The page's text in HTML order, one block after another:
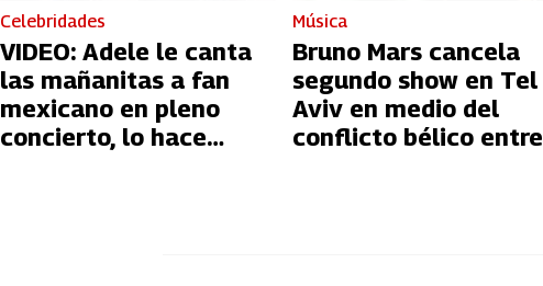
Celebridades
VIDEO: Adele le canta
las mañanitas a fan
mexicano en pleno
concierto, lo hace
Música
Bruno Mars cancela
segundo show en Tel
Aviv en medio del
conflicto bélico entre